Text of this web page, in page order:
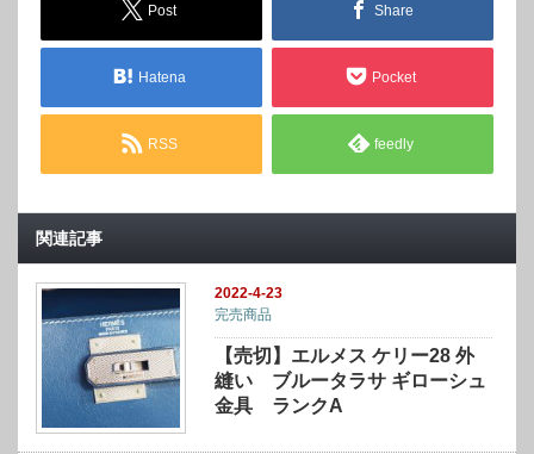
Post Share
Hatena Pocket
RSS feedly
関連記事
2022-4-23
完売商品
【売切】エルメス ケリー28 外
縫い ブルータラサ ギローシュ
金具 ランクA